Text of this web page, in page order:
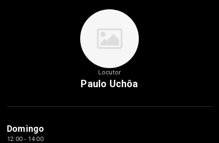
Locutor
Paulo Uchôa
Domingo
12:00 - 14:00